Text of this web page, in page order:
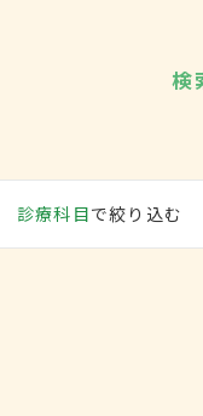
検
診療科目で絞り込む